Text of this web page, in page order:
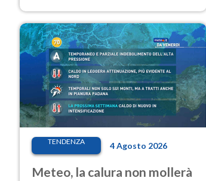
giorni, compresa la settimana di
Ferragosto
TENDENZA 4 Agosto 2026
Meteo, la calura non mollerà